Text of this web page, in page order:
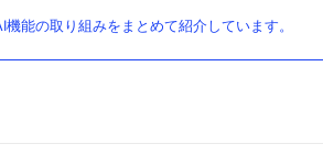
能の取り組みをまとめて紹介しています。